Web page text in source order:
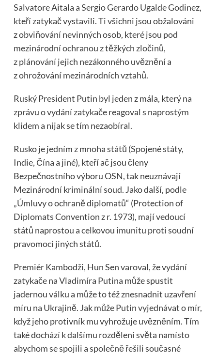
Salvatore Aitala a Sergio Gerardo Ugalde Godinez,
kteří zatykač vystavili. Ti všichni jsou obžalováni
z obviňování nevinných osob, které jsou pod
mezinárodní ochranou z těžkých zločinů,
z plánování jejich nezákonného uvěznění a
z ohrožování mezinárodních vztahů.
Ruský President Putin byl jeden z mála, který na
zprávu o vydání zatykače reagoval s naprostým
klidem a nijak se tím nezaobíral.
Rusko je jedním z mnoha států (Spojené státy,
Indie, Čína a jiné), kteří ač jsou členy
Bezpečnostního výboru OSN, tak neuznávají
Mezinárodní kriminální soud. Jako další, podle
„Úmluvy o ochraně diplomatů“ (Protection of
Diplomats Convention z r. 1973), mají vedoucí
států naprostou a celkovou imunitu proti soudní
pravomoci jiných států.
PremiérKambodži, Hun Sen varoval, že vydání
zatykače na Vladimíra Putina může spustit
jadernou válku a může to též znesnadnit uzavření
míru na Ukrajině. Jak může Putin vyjednávat o mír,
když jeho protivník mu vyhrožuje uvězněním. Tím
také dochází k dalšímu rozdělení světa namísto
abychom se spojili a společně řešili současné